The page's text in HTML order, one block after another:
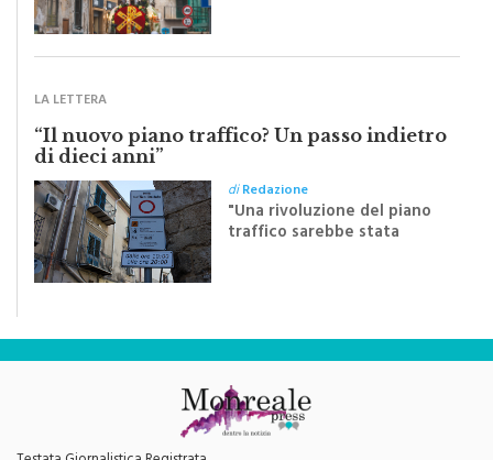
“Il nuovo piano traffico? Un passo indietro
di dieci anni”
"Una rivoluzione del piano
traffico sarebbe stata
efficace se preceduta da
una rivoluzione culturale"
Testata Giornalistica Registrata